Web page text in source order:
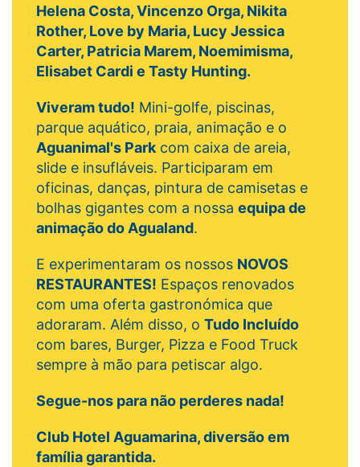
Helena Costa, Vincenzo Orga, Nikita
Rother, Love by Maria, Lucy Jessica
Carter, Patricia Marem, Noemimisma,
Elisabet Cardi e Tasty Hunting.
Viveram tudo! Mini-golfe, piscinas,
parque aquático, praia, animação e o
Aguanimal's Park com caixa de areia,
slide e insufláveis. Participaram em
oficinas, danças, pintura de camisetas e
bolhas gigantes com a nossa equipa de
animação do Agualand.
E experimentaram os nossos NOVOS
RESTAURANTES! Espaços renovados
com uma oferta gastronómica que
adoraram. Além disso, o Tudo Incluído
com bares, Burger, Pizza e Food Truck
sempre à mão para petiscar algo.
Segue-nos para não perderes nada!
Club Hotel Aguamarina, diversão em
família garantida.